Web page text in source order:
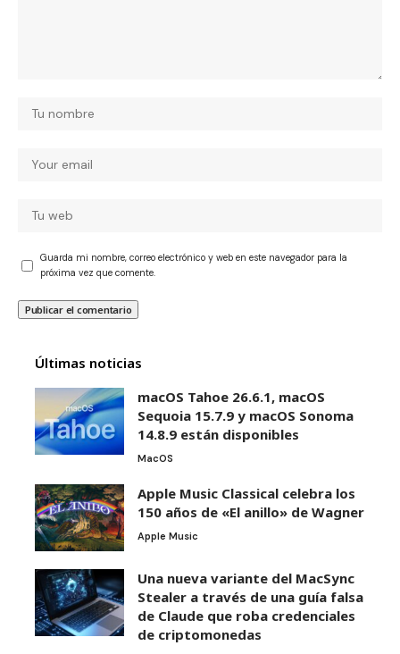
Guarda mi nombre, correo electrónico y web en este navegador para la
próxima vez que comente.
Últimas noticias
macOS Tahoe 26.6.1, macOS
Sequoia 15.7.9 y macOS Sonoma
14.8.9 están disponibles
MacOS
Apple Music Classical celebra los
150 años de «El anillo» de Wagner
Apple Music
Una nueva variante del MacSync
Stealer a través de una guía falsa
de Claude que roba credenciales
de criptomonedas